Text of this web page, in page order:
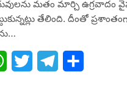
మతం మార్చి ఉగ్రవాదం
తేలింది. దీంతో
WhatsApp
Twitter Telegram